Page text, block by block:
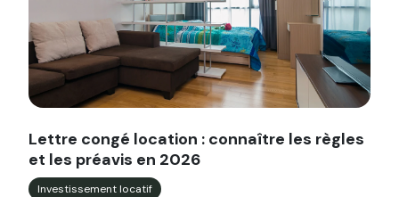
Image illustrant l'article "Lettre congé location :
Lettre congé location : connaître les règles
et les préavis en 2026
Investissement locatif